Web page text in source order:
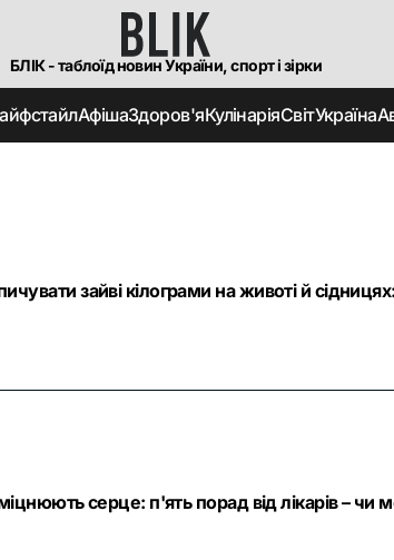
БЛІК - таблоїд новин України, спорт і зірки
АфішаЗдоров'яКулінаріяСвітУкраїна
зайві кілограми на животі й
серце: п'ять порад від лікарів –